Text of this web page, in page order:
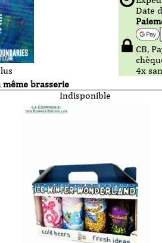
Date
CB,
4x
brasserie
Indisponible